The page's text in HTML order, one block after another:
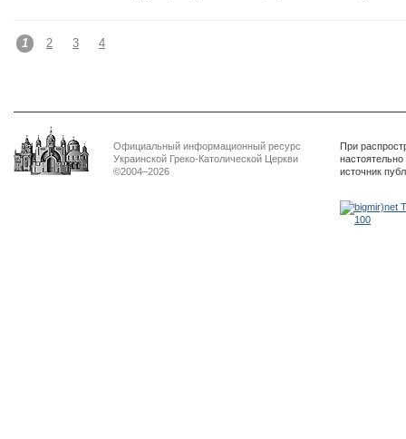
1 2 3 4
Официальный информационный ресурс
Украинской Греко-Католической Церкви
©2004–2026
При
источник